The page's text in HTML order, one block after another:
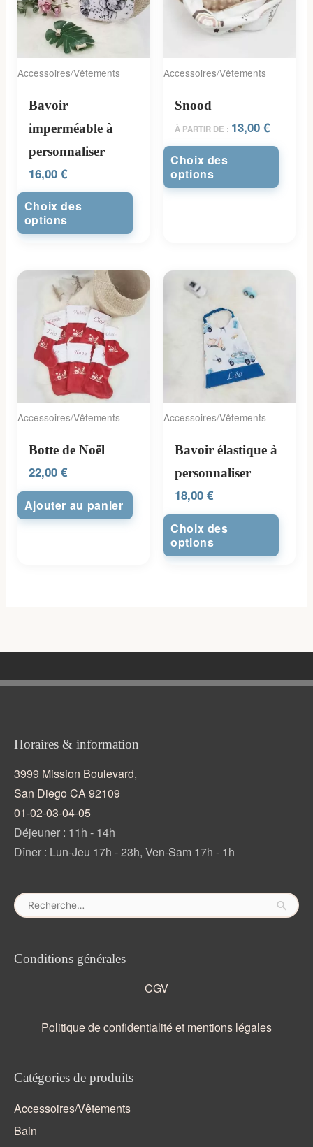
Accessoires/Vêtements
Bavoir
imperméable à
personnaliser
16,00 €
Choix des
options
Accessoires/Vêtements
Snood
À PARTIR DE : 13,00 €
Choix des
options
Accessoires/Vêtements
Botte de Noël
22,00 €
Ajouter au panier
Accessoires/Vêtements
Bavoir élastique à
personnaliser
18,00 €
Choix des
options
Horaires & information
3999 Mission Boulevard,
San Diego CA 92109
01-02-03-04-05
Déjeuner : 11h - 14h
Dîner : Lun-Jeu 17h - 23h, Ven-Sam 17h - 1h
Rechercher :
Conditions générales
CGV
Politique de confidentialité et mentions légales
Catégories de produits
Accessoires/Vêtements
Bain